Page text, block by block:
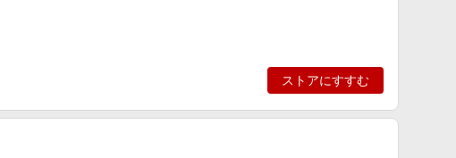
ストアにすすむ